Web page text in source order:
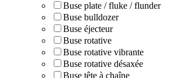
Buse plate / fluke / flunder
Buse bulldozer
Buse éjecteur
Buse rotative
Buse rotative vibrante
Buse rotative désaxée
Buse tête à chaîne